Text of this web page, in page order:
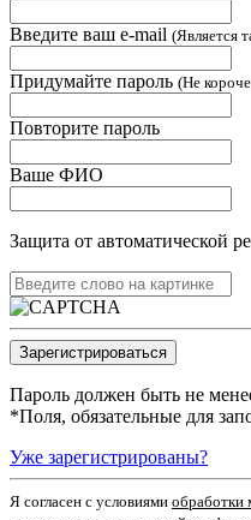
Введите ваш e-mail (Является
Придумайте пароль (Не
Повторите пароль
Ваше ФИО
Защита от автоматической
Пароль должен быть не
*Поля, обязательные для
Уже зарегистрированы?
Я согласен c условиями обработки